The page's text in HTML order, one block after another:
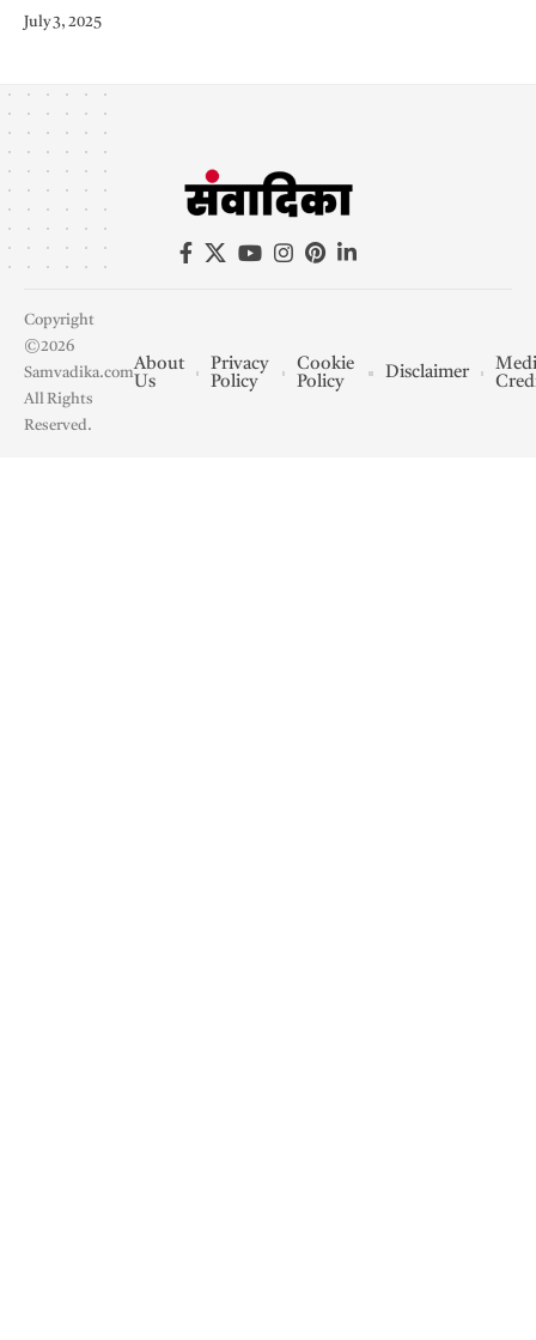
July 3, 2025
Copyright
©2026
Samvadika.com
All Rights
Reserved.
About
Us
Privacy
Policy
Cookie
Policy
Disclaimer